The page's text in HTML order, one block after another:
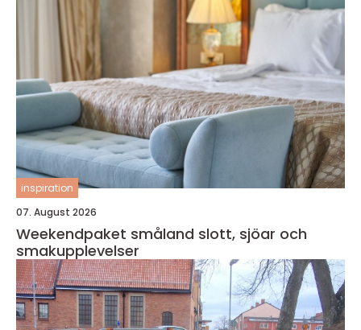
inspiration
07. August 2026
Weekendpaket småland slott, sjöar och
smakupplevelser